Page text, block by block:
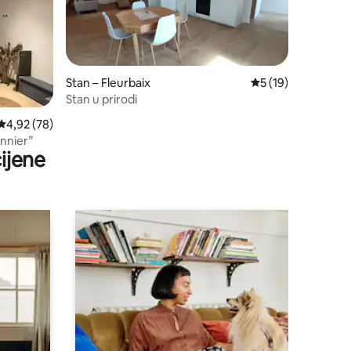
ocjena: 4,92/5, recenzija: 78
4,92 (78)
Stan – Fleurbaix Prosječna ocjena:
5 (19)
Stan u prirodi